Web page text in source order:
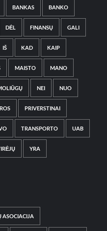
BANKAS BANKO
DĖL FINANSŲ GALI
IŠ KAD KAIP
MAISTO MANO
NEI NUO
PRIVERSTINAI
TRANSPORTO UAB
YRA
ASOCIACIJA